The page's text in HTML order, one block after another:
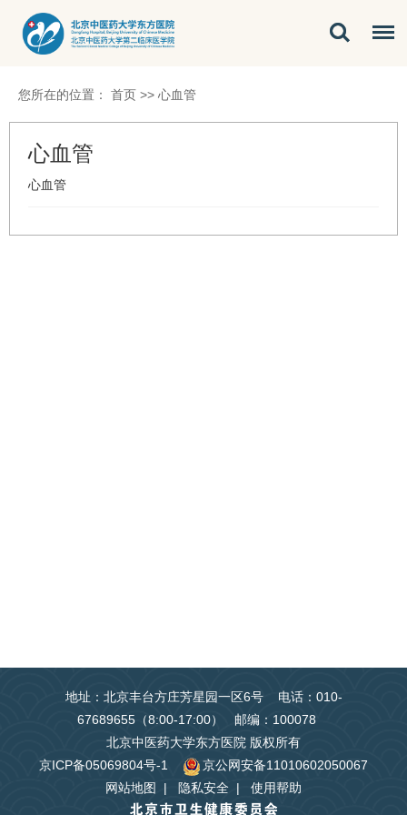
您所在的位置： 首页 >> 心血管
心血管
心血管
地址：北京丰台方庄芳星园一区6号 电话：010-
67689655（8:00-17:00） 邮编：100078
北京中医药大学东方医院 版权所有
京ICP备05069804号-1
京公网安备11010602050067
网站地图
| 隐私安全 | 使用帮助